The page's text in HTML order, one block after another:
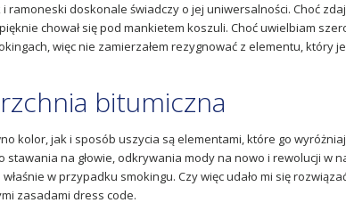
i ramoneski doskonale świadczy o jej uniwersalności. Choć
chował się pod mankietem koszuli. Choć uwielbiam
więc nie zamierzałem rezygnować z elementu,
bitumiczna
kolor, jak i sposób uszycia są elementami, które go
stawania na głowie, odkrywania mody na nowo i rewolucji w
w przypadku smokingu. Czy więc udało mi się
zasadami dress code.